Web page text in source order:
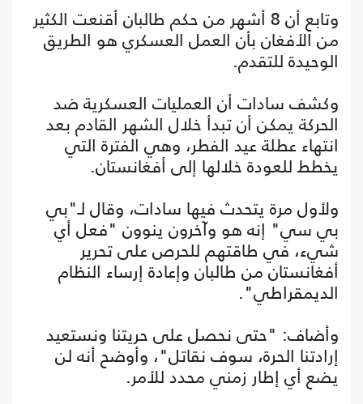
وتابع أن 8 أشهر من حكم طالبان أقنعت الكثير
من الأفغان بأن العمل العسكري هو الطريق
الوحيدة للتقدم.
وكشف سادات أن العمليات العسكرية ضد
الحركة يمكن أن تبدأ خلال الشهر القادم بعد
انتهاء عطلة عيد الفطر، وهي الفترة التي
يخطط للعودة خلالها إلى أفغانستان.
ولأول مرة يتحدث فيها سادات، وقال لـ"بي
بي سي" إنه هو وآخرون ينوون "فعل أي
شيء، في طاقتهم للحرص على تحرير
أفغانستان من طالبان وإعادة إرساء النظام
الديمقراطي".
وأضاف: "حتى نحصل على حريتنا ونستعيد
إرادتنا الحرة، سوف نقاتل"، وأوضح أنه لن
يضع أي إطار زمني محدد للأمر.